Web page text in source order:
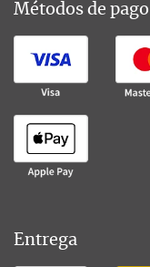
Métodos de pago
Entrega